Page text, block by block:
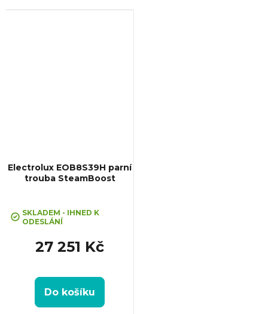
Electrolux EOB8S39H parní
trouba SteamBoost
SKLADEM - IHNED K
ODESLÁNÍ
27 251 Kč
Do košíku